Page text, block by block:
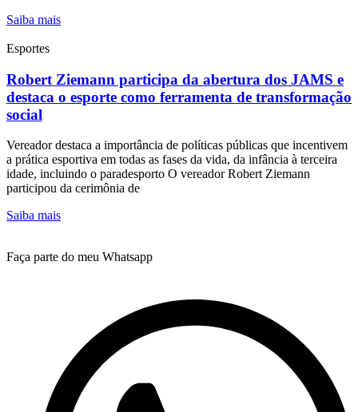
Saiba mais
Esportes
Robert Ziemann participa da abertura dos JAMS e
destaca o esporte como ferramenta de transformação
social
Vereador destaca a importância de políticas públicas que incentivem
a prática esportiva em todas as fases da vida, da infância à terceira
idade, incluindo o paradesporto O vereador Robert Ziemann
participou da cerimônia de
Saiba mais
Faça parte do meu Whatsapp